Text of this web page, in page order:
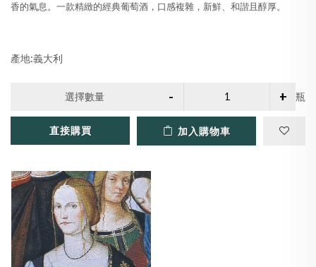
香的氣息。一款精緻的經典葡萄酒，口感複雜，新鮮、和諧且醇厚。
產地:義大利
選擇數量 瓶
直接購買 加入購物車